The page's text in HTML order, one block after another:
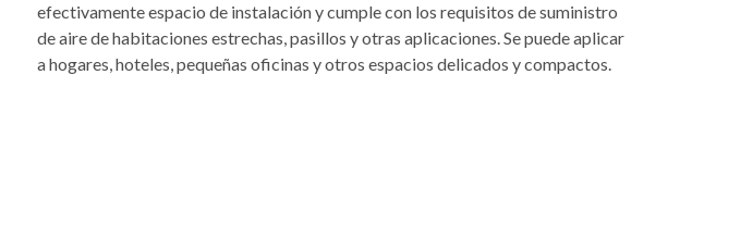
efectivamente espacio de instalación y cumple con los requisitos de suministro
de aire de habitaciones estrechas, pasillos y otras aplicaciones. Se puede aplicar
a hogares, hoteles, pequeñas oficinas y otros espacios delicados y compactos.